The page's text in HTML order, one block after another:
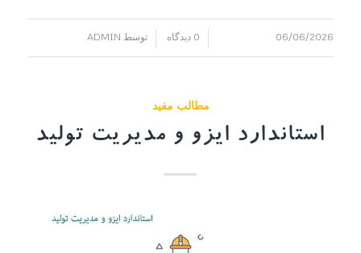
06/06/2026 0 دیدگاه توسط ADMIN
مطالب مفید
استاندارد ایزو و مدیریت تولید